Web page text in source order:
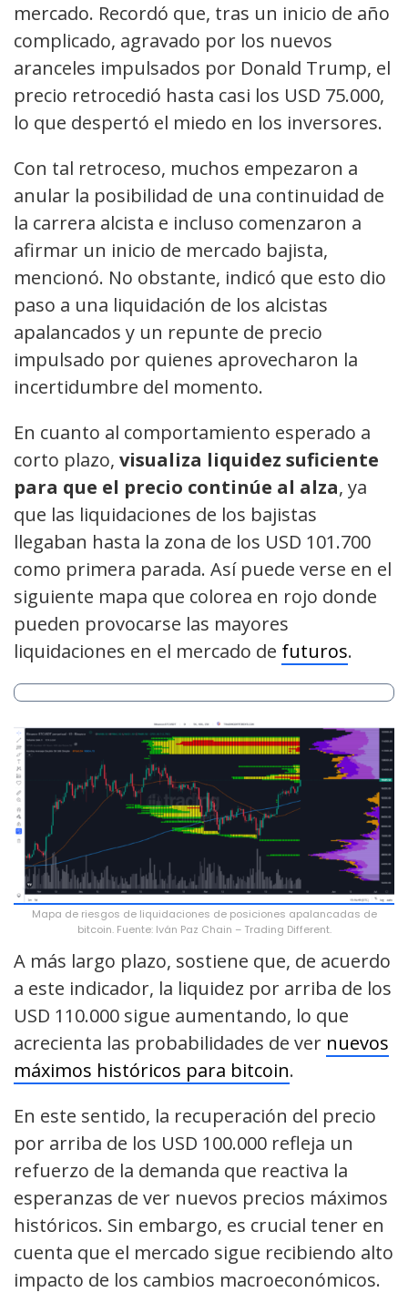
mercado. Recordó que, tras un inicio de año
complicado, agravado por los nuevos
aranceles impulsados por Donald Trump, el
precio retrocedió hasta casi los USD 75.000,
lo que despertó el miedo en los inversores.
Con tal retroceso, muchos empezaron a
anular la posibilidad de una continuidad de
la carrera alcista e incluso comenzaron a
afirmar un inicio de mercado bajista,
mencionó. No obstante, indicó que esto dio
paso a una liquidación de los alcistas
apalancados y un repunte de precio
impulsado por quienes aprovecharon la
incertidumbre del momento.
En cuanto al comportamiento esperado a
corto plazo, visualiza liquidez suficiente
para que el precio continúe al alza, ya
que las liquidaciones de los bajistas
llegaban hasta la zona de los USD 101.700
como primera parada. Así puede verse en el
siguiente mapa que colorea en rojo donde
pueden provocarse las mayores
liquidaciones en el mercado de futuros.
Mapa de riesgos de liquidaciones de posiciones apalancadas de
bitcoin. Fuente: Iván Paz Chain – Trading Different.
A más largo plazo, sostiene que, de acuerdo
a este indicador, la liquidez por arriba de los
USD 110.000 sigue aumentando, lo que
acrecienta las probabilidades de ver nuevos
máximos históricos para bitcoin.
En este sentido, la recuperación del precio
por arriba de los USD 100.000 refleja un
refuerzo de la demanda que reactiva la
esperanzas de ver nuevos precios máximos
históricos. Sin embargo, es crucial tener en
cuenta que el mercado sigue recibiendo alto
impacto de los cambios macroeconómicos.